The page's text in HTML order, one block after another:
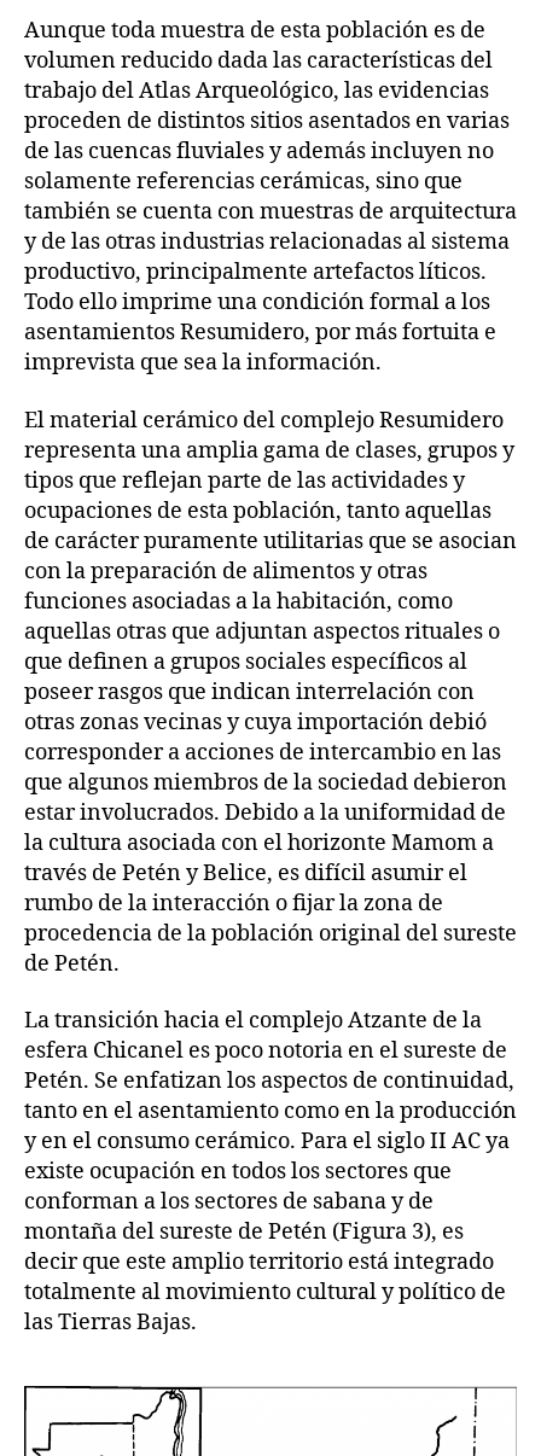
Aunque toda muestra de esta población es de
volumen reducido dada las características del
trabajo del Atlas Arqueológico, las evidencias
proceden de distintos sitios asentados en varias
de las cuencas fluviales y además incluyen no
solamente referencias cerámicas, sino que
también se cuenta con muestras de arquitectura
y de las otras industrias relacionadas al sistema
productivo, principalmente artefactos líticos.
Todo ello imprime una condición formal a los
asentamientos Resumidero, por más fortuita e
imprevista que sea la información.
El material cerámico del complejo Resumidero
representa una amplia gama de clases, grupos y
tipos que reflejan parte de las actividades y
ocupaciones de esta población, tanto aquellas
de carácter puramente utilitarias que se asocian
con la preparación de alimentos y otras
funciones asociadas a la habitación, como
aquellas otras que adjuntan aspectos rituales o
que definen a grupos sociales específicos al
poseer rasgos que indican interrelación con
otras zonas vecinas y cuya importación debió
corresponder a acciones de intercambio en las
que algunos miembros de la sociedad debieron
estar involucrados. Debido a la uniformidad de
la cultura asociada con el horizonte Mamom a
través de Petén y Belice, es difícil asumir el
rumbo de la interacción o fijar la zona de
procedencia de la población original del sureste
de Petén.
La transición hacia el complejo Atzante de la
esfera Chicanel es poco notoria en el sureste de
Petén. Se enfatizan los aspectos de continuidad,
tanto en el asentamiento como en la producción
y en el consumo cerámico. Para el siglo II AC ya
existe ocupación en todos los sectores que
conforman a los sectores de sabana y de
montaña del sureste de Petén (Figura 3), es
decir que este amplio territorio está integrado
totalmente al movimiento cultural y político de
las Tierras Bajas.